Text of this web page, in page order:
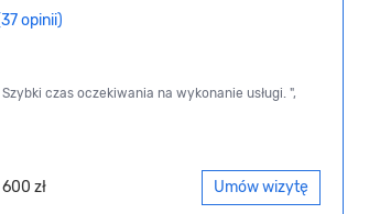
opinii)
czas oczekiwania na wykonanie usługi. ",
600 zł Umów wizytę